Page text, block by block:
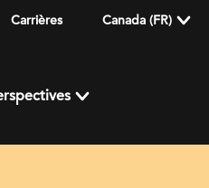
Carrières Canada (FR)